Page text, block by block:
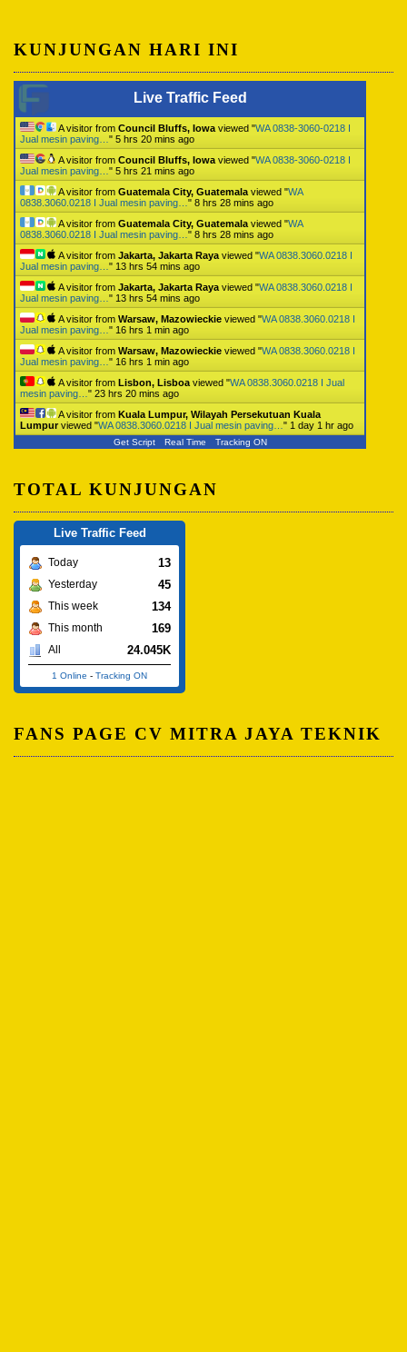
KUNJUNGAN HARI INI
Live Traffic Feed
A visitor from Council Bluffs, Iowa viewed "WA 0838-3060-0218 I
Jual mesin paving… " 5 hrs 20 mins ago
A visitor from Council Bluffs, Iowa viewed "WA 0838-3060-0218 I
Jual mesin paving… " 5 hrs 21 mins ago
A visitor from Guatemala City, Guatemala viewed "WA
0838.3060.0218 I Jual mesin paving… " 8 hrs 28 mins ago
A visitor from Guatemala City, Guatemala viewed "WA
0838.3060.0218 I Jual mesin paving… " 8 hrs 28 mins ago
A visitor from Jakarta, Jakarta Raya viewed "WA 0838.3060.0218 I
Jual mesin paving… " 13 hrs 54 mins ago
A visitor from Jakarta, Jakarta Raya viewed "WA 0838.3060.0218 I
Jual mesin paving… " 13 hrs 54 mins ago
A visitor from Warsaw, Mazowieckie viewed "WA 0838.3060.0218 I
Jual mesin paving… " 16 hrs 1 min ago
A visitor from Warsaw, Mazowieckie viewed "WA 0838.3060.0218 I
Jual mesin paving… " 16 hrs 1 min ago
A visitor from Lisbon, Lisboa viewed "WA 0838.3060.0218 I Jual
mesin paving… " 23 hrs 20 mins ago
A visitor from Kuala Lumpur, Wilayah Persekutuan Kuala
Lumpurviewed "WA 0838.3060.0218 I Jual mesin paving… " 1 day 1 hr ago
Get Script Real Time Tracking ON
TOTAL KUNJUNGAN
Live Traffic Feed
Today 13
Yesterday 45
This week 134
This month 169
All 24.045K
1 Online - Tracking ON
FANS PAGE CV MITRA JAYA TEKNIK